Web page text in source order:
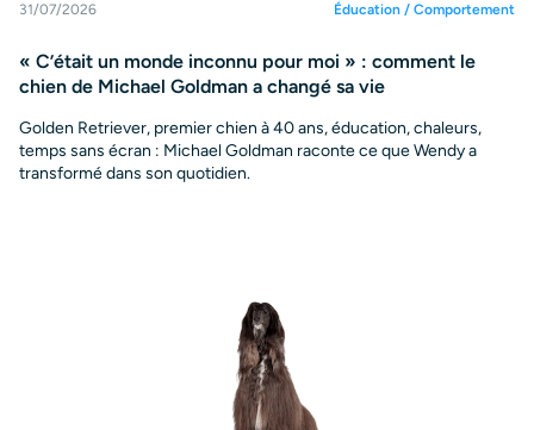
31/07/2026 Éducation / Comportement
« C’était un monde inconnu pour moi » : comment le
chien de Michael Goldman a changé sa vie
Golden Retriever, premier chien à 40 ans, éducation, chaleurs,
temps sans écran : Michael Goldman raconte ce que Wendy a
transformé dans son quotidien.